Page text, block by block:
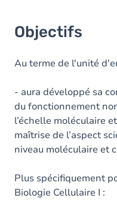
Objectifs
Au terme de l'unité
- aura développé sa
du fonctionnement
l’échelle moléculaire
maîtrise de l’aspect
niveau moléculaire et
Plus spécifiquement
Biologie Cellulaire I :